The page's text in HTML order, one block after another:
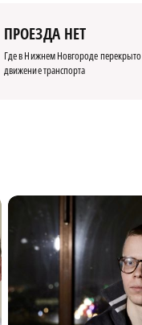
ПРОЕЗДА НЕТ
Где в Нижнем Новгороде перекрыто
движение транспорта